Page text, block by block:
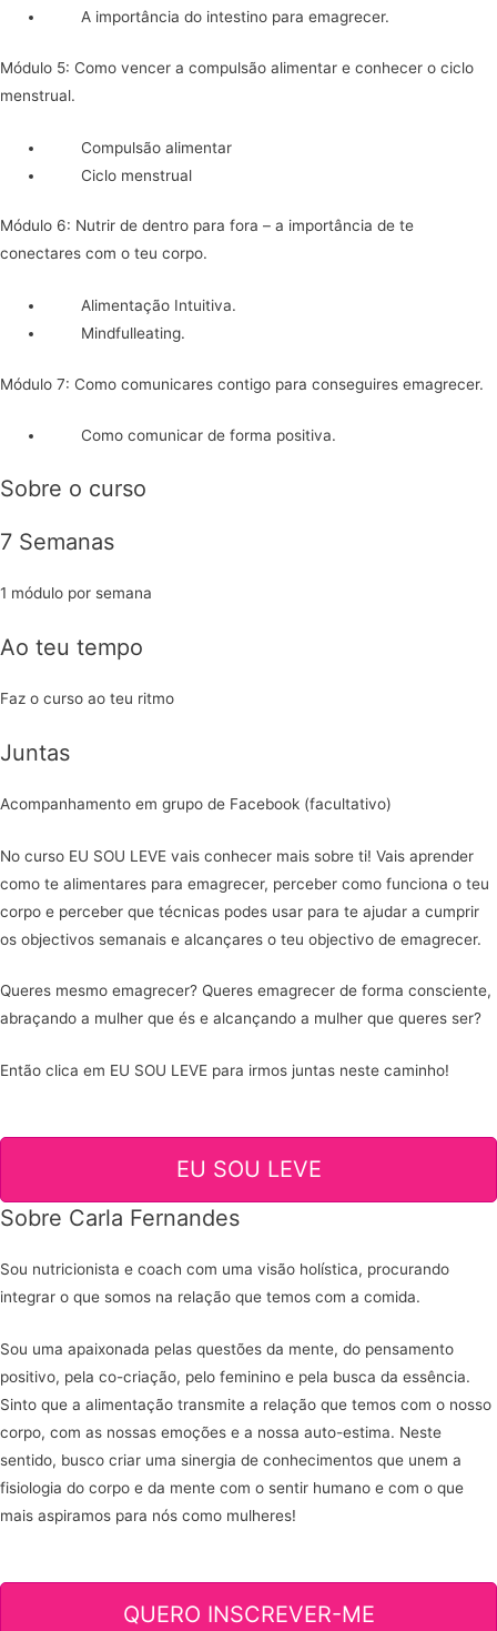
A importância do intestino para emagrecer.
Módulo 5: Como vencer a compulsão alimentar e conhecer o ciclo
menstrual.
Compulsão alimentar
Ciclo menstrual
Módulo 6: Nutrir de dentro para fora – a importância de te
conectares com o teu corpo.
Alimentação Intuitiva.
Mindfulleating.
Módulo 7: Como comunicares contigo para conseguires emagrecer.
Como comunicar de forma positiva.
Sobre o curso
7 Semanas
1 módulo por semana
Ao teu tempo
Faz o curso ao teu ritmo
Juntas
Acompanhamento em grupo de Facebook (facultativo)
No curso EU SOU LEVE vais conhecer mais sobre ti! Vais aprender
como te alimentares para emagrecer, perceber como funciona o teu
corpo e perceber que técnicas podes usar para te ajudar a cumprir
os objectivos semanais e alcançares o teu objectivo de emagrecer.
Queres mesmo emagrecer? Queres emagrecer de forma consciente,
abraçando a mulher que és e alcançando a mulher que queres ser?
Então clica em EU SOU LEVE para irmos juntas neste caminho!
EU SOU LEVE
Sobre Carla Fernandes
Sou nutricionista e coach com uma visão holística, procurando
integrar o que somos na relação que temos com a comida.
Sou uma apaixonada pelas questões da mente, do pensamento
positivo, pela co-criação, pelo feminino e pela busca da essência.
Sinto que a alimentação transmite a relação que temos com o nosso
corpo, com as nossas emoções e a nossa auto-estima. Neste
sentido, busco criar uma sinergia de conhecimentos que unem a
fisiologia do corpo e da mente com o sentir humano e com o que
mais aspiramos para nós como mulheres!
QUERO INSCREVER-ME